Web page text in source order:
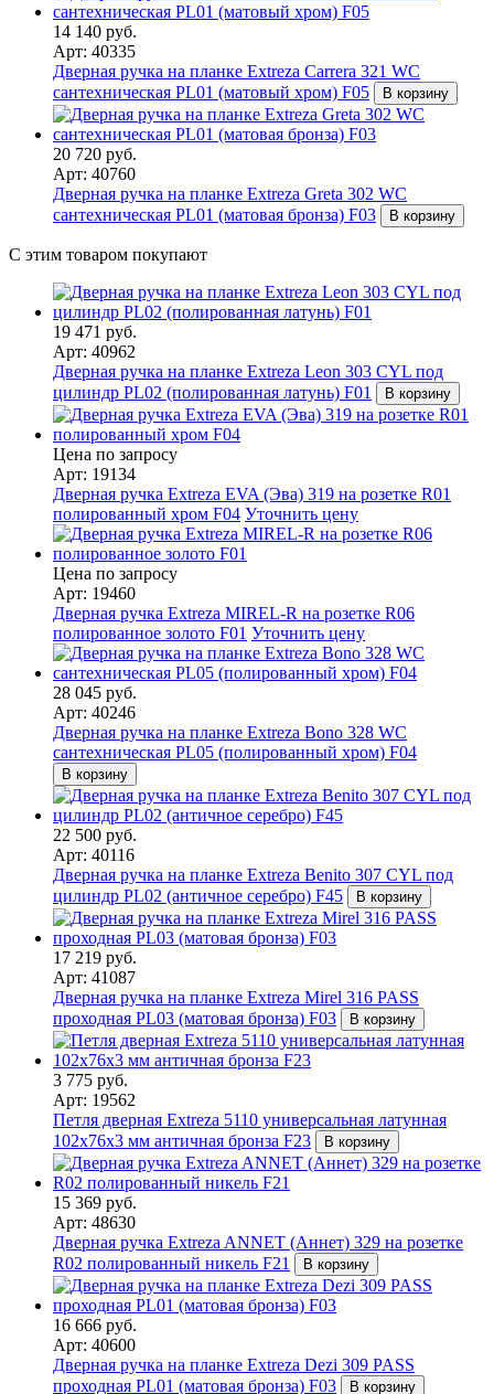
14 140 руб.
Арт: 40335
Дверная ручка на планке Extreza Carrera 321 WC
сантехническая PL01 (матовый хром) F05
В корзину
20 720 руб.
Арт: 40760
Дверная ручка на планке Extreza Greta 302 WC
сантехническая PL01 (матовая бронза) F03
В корзину
С этим товаром покупают
19 471 руб.
Арт: 40962
Дверная ручка на планке Extreza Leon 303 CYL под
цилиндр PL02 (полированная латунь) F01
В корзину
Цена по запросу
Арт: 19134
Дверная ручка Extreza EVA (Эва) 319 на розетке R01
полированный хром F04 Уточнить цену
Цена по запросу
Арт: 19460
Дверная ручка Extreza MIREL-R на розетке R06
полированное золото F01 Уточнить цену
28 045 руб.
Арт: 40246
Дверная ручка на планке Extreza Bono 328 WC
сантехническая PL05 (полированный хром) F04
В корзину
22 500 руб.
Арт: 40116
Дверная ручка на планке Extreza Benito 307 CYL под
цилиндр PL02 (античное серебро) F45
В корзину
17 219 руб.
Арт: 41087
Дверная ручка на планке Extreza Mirel 316 PASS
проходная PL03 (матовая бронза) F03
В корзину
3 775 руб.
Арт: 19562
Петля дверная Extreza 5110 универсальная латунная
102x76x3 мм античная бронза F23
В корзину
15 369 руб.
Арт: 48630
Дверная ручка Extreza ANNET (Аннет) 329 на розетке
R02 полированный никель F21
В корзину
16 666 руб.
Арт: 40600
Дверная ручка на планке Extreza Dezi 309 PASS
проходная PL01 (матовая бронза) F03
В корзину